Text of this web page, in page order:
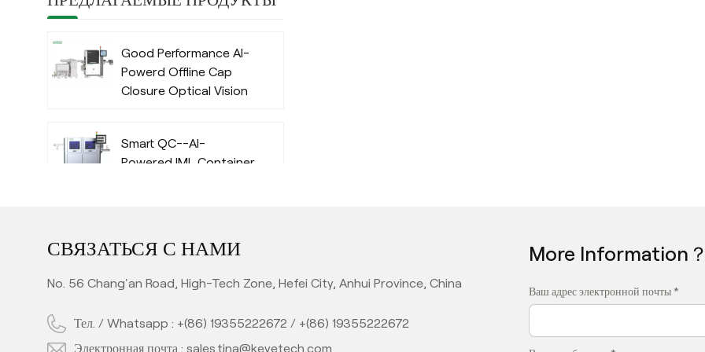
Good Performance AI-
Powerd Offline Cap
Closure Optical Vision
Algorithm
Smart QC--AI-
Powered IML Container
Powered Automatic
Inspection System
Full Automatic Inline
PET Bottle Quality
СВЯЗАТЬСЯ С НАМИ
No. 56 Chang'an Road, High-Tech Zone, Hefei City, Anhui Province, China
Тел. / Whatsapp : +(86) 19355222672 / +(86) 19355222672
Электронная почта :sales.tina@keyetech.com
More Information？
Ваш адрес электронной почты *